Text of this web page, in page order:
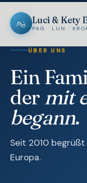
Luci & Kety
PAG · LUN ·
ÜBER UNS
Ein
der mit
begann.
Seit 2010 begrüßt
Europa.